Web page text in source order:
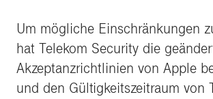
Um mögliche Einschränkungen
hat Telekom Security die
Akzeptanzrichtlinien von Apple
und den Gültigkeitszeitraum von